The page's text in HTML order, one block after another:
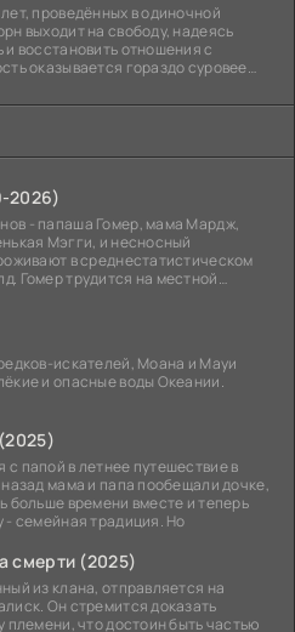
проведённых в одиночной
выходит на свободу, надеясь
и восстановить отношения с
оказывается гораздо суровее
2026)
- папаша Гомер, мама Мардж,
Мэгги, и несносный
в среднестатистическом
Гомер трудится на местной
искателей, Моана и Мауи
и опасные воды Океании.
папой в летнее путешествие в
мама и папа пообещали дочке,
больше времени вместе и теперь
- семейная традиция. Но
смерти (2025)
из клана, отправляется на
Он стремится доказать
племени, что достоин быть частью